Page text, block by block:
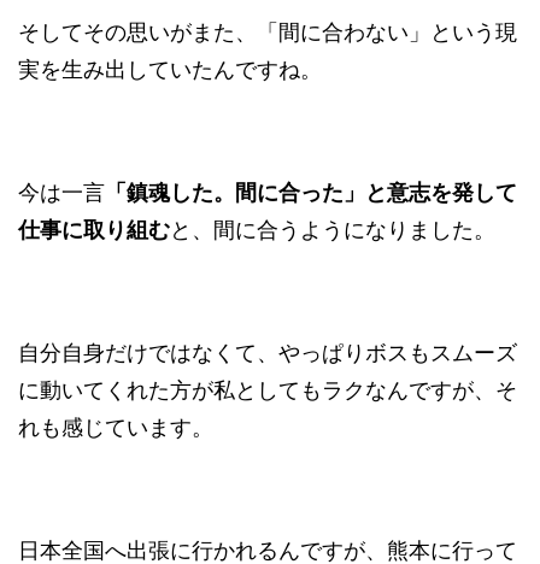
そしてその思いがまた、「間に合わない」という現
実を生み出していたんですね。
今は一言 「鎮魂した。間に合った」と意志を発して
仕事に取り組むと、間に合うようになりました。
自分自身だけではなくて、やっぱりボスもスムーズ
に動いてくれた方が私としてもラクなんですが、そ
れも感じています。
日本全国へ出張に行かれるんですが、熊本に行って